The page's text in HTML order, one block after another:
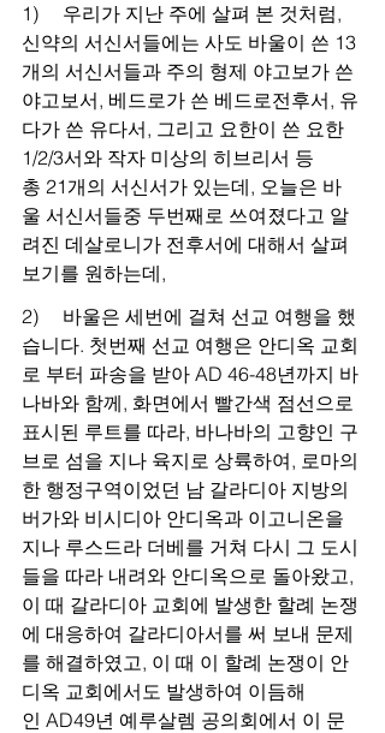
1)     우리가 지난 주에 살펴 본 것처럼,
신약의 서신서들에는 사도 바울이 쓴 13
개의 서신서들과 주의 형제 야고보가 쓴
야고보서, 베드로가 쓴 베드로전후서, 유
다가 쓴 유다서, 그리고 요한이 쓴 요한
1/2/3서와 작자 미상의 히브리서 등
총 21개의 서신서가 있는데, 오늘은 바
울 서신서들중 두번째로 쓰여졌다고 알
려진 데살로니가 전후서에 대해서 살펴
보기를 원하는데,
2)     바울은 세번에 걸쳐 선교 여행을 했
습니다. 첫번째 선교 여행은 안디옥 교회
로 부터 파송을 받아 AD 46-48년까지 바
나바와 함께, 화면에서 빨간색 점선으로
표시된 루트를 따라, 바나바의 고향인 구
브로 섬을 지나 육지로 상륙하여, 로마의
한 행정구역이었던 남 갈라디아 지방의
버가와 비시디아 안디옥과 이고니온을
지나 루스드라 더베를 거쳐 다시 그 도시
들을 따라 내려와 안디옥으로 돌아왔고,
이 때 갈라디아 교회에 발생한 할례 논쟁
에 대응하여 갈라디아서를 써 보내 문제
를 해결하였고, 이 때 이 할례 논쟁이 안
디옥 교회에서도 발생하여 이듬해
인 AD49년 예루살렘 공의회에서 이 문